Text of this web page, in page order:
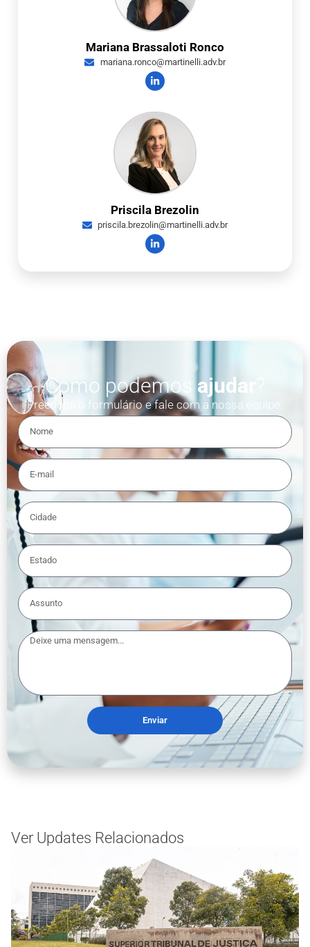
Mariana Brassaloti Ronco
mariana.ronco@martinelli.adv.br
Priscila Brezolin
priscila.brezolin@martinelli.adv.br
Como podemos ajudar
Preencha o formulário e fale com a nossa equipe.
Enviar
Ver Updates Relacionados